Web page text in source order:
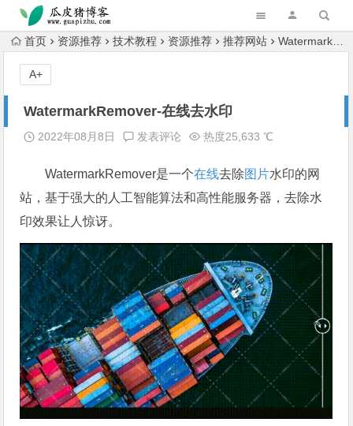
跳转到主内容
首页 资源推荐 技术教程 资源推荐 推荐网站 WatermarkRemover-在线去水印
WatermarkRemover-在线去水印
2022年08月8日 发表评论 热度25,633 ℃
WatermarkRemover是一个在线去除图片水印的网
站，基于强大的人工智能算法和高性能服务器，去除水
印效果让人惊讶。
A+